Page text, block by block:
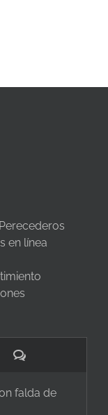
en línea
Comentarios
falda de